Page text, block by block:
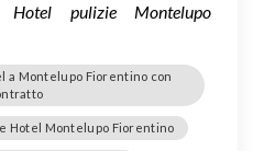
Hotel pulizie Montelupo
a Montelupo Fiorentino con
Hotel Montelupo Fiorentino